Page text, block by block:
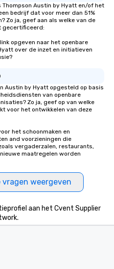
Thompson Austin by Hyatt en/of het
bedrijf dat voor meer dan 51%
Zo ja, geef aan als welke van de
gecertificeerd:
opgeven naar het openbare
over de inzet en initiatieven
Austin by Hyatt opgesteld op basis
van openbare
Zo ja, geef op van welke
voor het ontwikkelen van deze
het schoonmaken en
and voorzieningen die
vergaderzalen, restaurants,
maatregelen worden
weergeven
aan het Cvent Supplier